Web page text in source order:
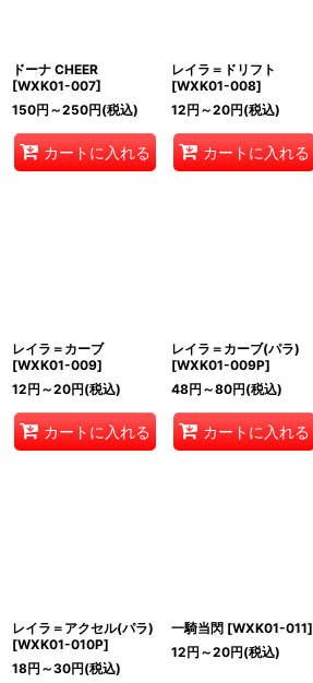
ドーナ CHEER
[WXK01-007]
150円 ～250円(税込)
カートに入れる
レイラ＝ドリフト
[WXK01-008]
12円 ～20円(税込)
カートに入れる
レイラ＝カーブ
[WXK01-009]
12円 ～20円(税込)
カートに入れる
レイラ＝カーブ(パラ)
[WXK01-009P]
48円 ～80円(税込)
カートに入れる
レイラ＝アクセル(パラ)
[WXK01-010P]
18円 ～30円(税込)
一騎当閃 [WXK01-011]
12円 ～20円(税込)